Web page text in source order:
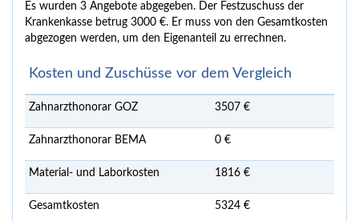
Es wurden 3 Angebote abgegeben. Der Festzuschuss der
Krankenkasse betrug 3000 €. Er muss von den Gesamtkosten
abgezogen werden, um den Eigenanteil zu errechnen.
Kosten und Zuschüsse vor dem Vergleich
Zahnarzthonorar GOZ 3507 €
Zahnarzthonorar BEMA 0 €
Material- und Laborkosten 1816 €
Gesamtkosten 5324 €